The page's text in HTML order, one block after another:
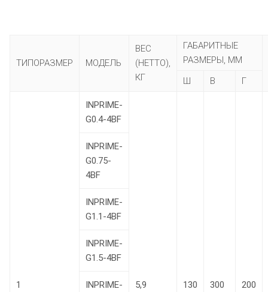
ТИПОРАЗМЕР МОДЕЛЬ
ВЕС
(НЕТТО),
КГ
ГАБАРИТНЫЕ
РАЗМЕРЫ, ММ
Ш
В Г
1
INPRIME-
G0.4-4BF
5,9 130 300 200
INPRIME-
G0.75-
4BF
INPRIME-
G1.1-4BF
INPRIME-
G1.5-4BF
INPRIME-